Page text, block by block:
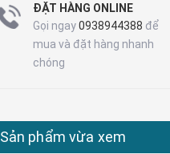
ĐẶT HÀNG ONLINE
Gọi ngay0938944388 để
mua và đặt hàng nhanh
chóng
Sản phẩm vừa xem